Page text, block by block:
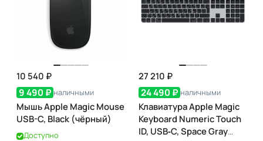
10 540 ₽
9 490 ₽ наличными
Мышь Apple Magic Mouse
USB-C, Black (чёрный)
Доступно
27 210 ₽
24 490 ₽ наличными
Клавиатура Apple Magic
Keyboard Numeric Touch
ID, USB‑C, Space Gray